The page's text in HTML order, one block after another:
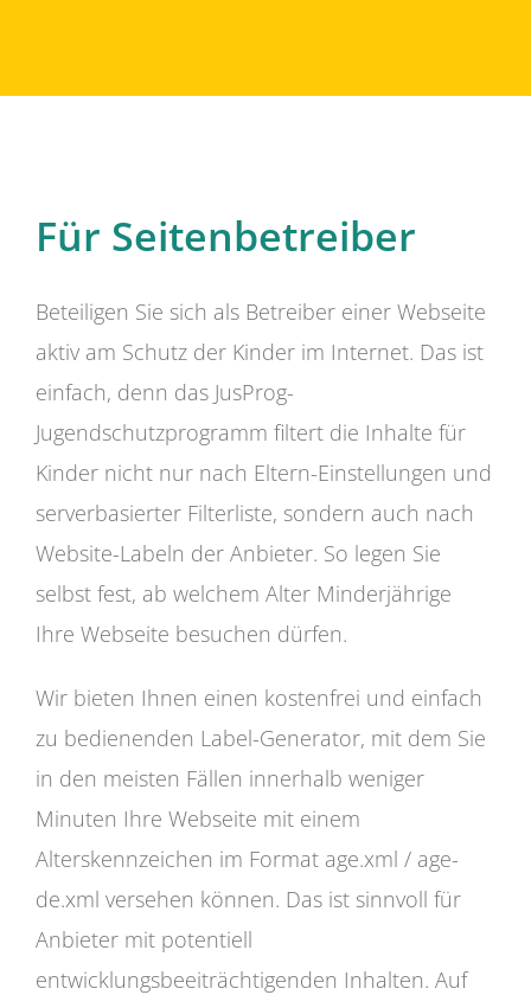
Für Seitenbetreiber
Beteiligen Sie sich als Betreiber einer Webseite
aktiv am Schutz der Kinder im Internet. Das ist
einfach, denn das JusProg-
Jugendschutzprogramm filtert die Inhalte für
Kinder nicht nur nach Eltern-Einstellungen und
serverbasierter Filterliste, sondern auch nach
Website-Labeln der Anbieter. So legen Sie
selbst fest, ab welchem Alter Minderjährige
Ihre Webseite besuchen dürfen.
Wir bieten Ihnen einen kostenfrei und einfach
zu bedienenden Label-Generator, mit dem Sie
in den meisten Fällen innerhalb weniger
Minuten Ihre Webseite mit einem
Alterskennzeichen im Format age.xml / age-
de.xml versehen können. Das ist sinnvoll für
Anbieter mit potentiell
entwicklungsbeeiträchtigenden Inhalten. Auf